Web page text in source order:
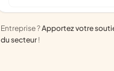
Entreprise ?Apportez votre
du secteur !